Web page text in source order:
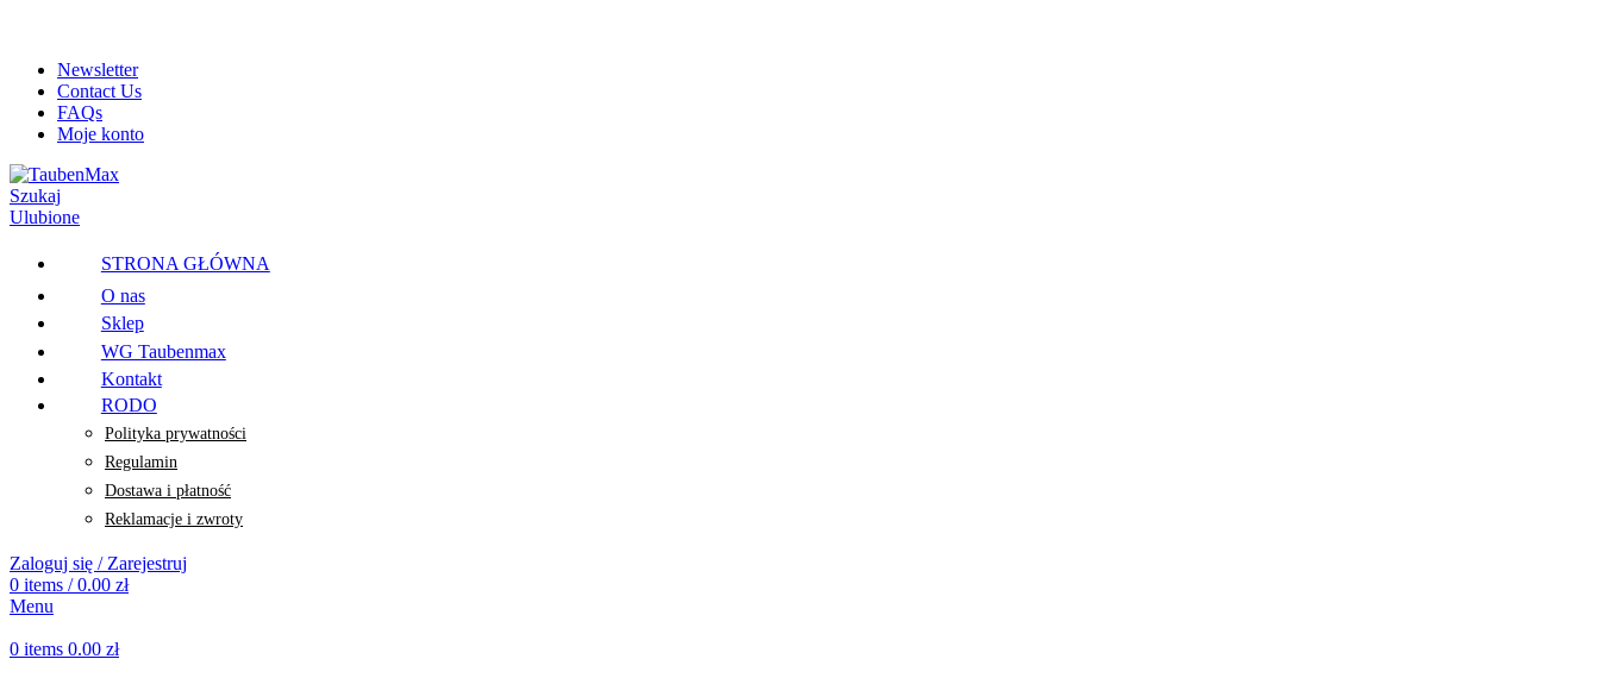
Newsletter
Contact Us
FAQs
Moje konto
Szukaj
Ulubione
STRONA GŁÓWNA
O nas
Sklep
WG Taubenmax
Kontakt
RODO
Polityka prywatności
Regulamin
Dostawa i płatność
Reklamacje i zwroty
Zaloguj się / Zarejestruj
0 items / 0.00 zł
Menu
0 items 0.00 zł